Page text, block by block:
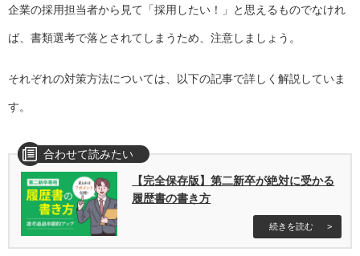
企業の採用担当者から見て「採用したい！」と思えるものでなけれ
ば、書類選考で落とされてしまうため、注意しましょう。
それぞれの対策方法については、以下の記事で詳しく解説していま
す。
合わせて読みたい
【完全保存版】第二新卒が絶対に受かる
履歴書の書き方
続きを読む